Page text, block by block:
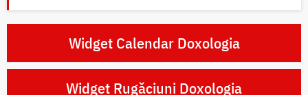
Widget Calendar Doxologia
Widget Rugăciuni Doxologia